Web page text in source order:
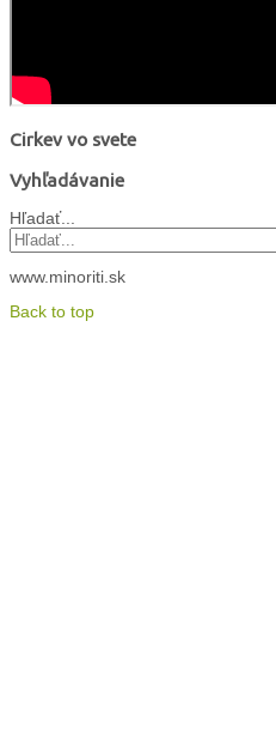
Cirkev vo svete
Vyhľadávanie
Hľadať...
www.minoriti.sk
Back to top